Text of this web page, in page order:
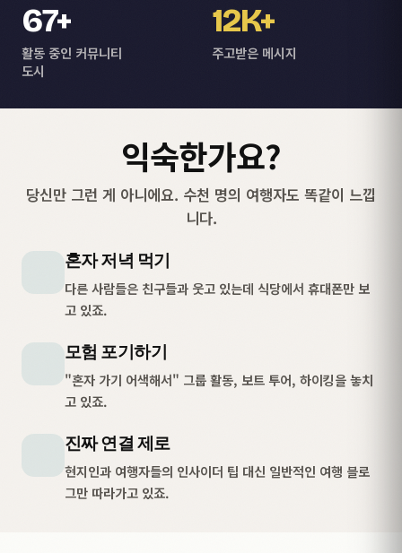
67+
활동 중인 커뮤니티
도시
12K+
주고받은 메시지
익숙한가요?
당신만 그런 게 아니에요. 수천 명의 여행자도 똑같이 느낍
니다.
혼자 저녁 먹기
다른 사람들은 친구들과 웃고 있는데 식당에서 휴대폰만 보
고 있죠.
모험 포기하기
"혼자 가기 어색해서" 그룹 활동, 보트 투어, 하이킹을 놓치
고 있죠.
진짜 연결 제로
현지인과 여행자들의 인사이더 팁 대신 일반적인 여행 블로
그만 따라가고 있죠.